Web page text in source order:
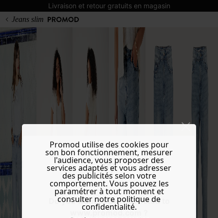
Livraison et retour gratuits en magasin
Do you want to be redirected to
www.promod.com ?
Jeans slim
Promod utilise des cookies pour
son bon fonctionnement, mesurer
l'audience, vous proposer des
services adaptés et vous adresser
des publicités selon votre
comportement. Vous pouvez les
paramétrer à tout moment et
consulter notre politique de
confidentialité.